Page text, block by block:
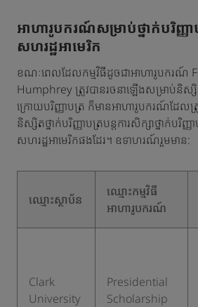
អាហារូបករណ៍សម្រាប់ថ្នាក់បរិញ្ញ
សហរដ្ឋអាមេរិក
ខណៈពេលដែលកម្មវិធីដូចជាអាហារូបករណ៍
Humphrey ត្រូវបានរចនាឡើងសម្រាប់និស្
ក្រោយបរិញ្ញាបត្រ ក៏មានអាហារូបករណ៍ដែលត្
និស្សិតថ្នាក់បរិញ្ញាបត្របន្តការសិក្សាថ្នាក់ប
សហរដ្ឋអាមេរិកផងដែរ។ ឧទាហរណ៍រួមមាន:
ឈ្មោះស្ថាប័ន
​ឈ្មោះកម្មវិធី
អាហារូបករណ៍
​Clark
University
​Presidential
Scholarship